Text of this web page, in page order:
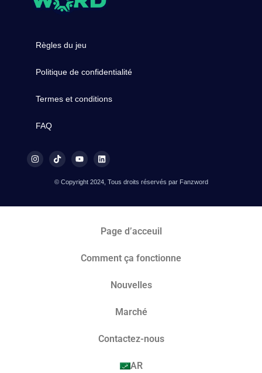
Règles du jeu
Politique de confidentialité
Termes et conditions
FAQ
© Copyright 2024, Tous droits réservés par Fanzword
Page d’acceuil
Comment ça fonctionne
Nouvelles
Marché​
Contactez-nous
AR